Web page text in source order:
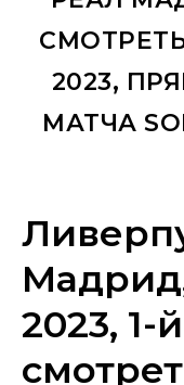
2023,
МАТЧА
2023, 1-